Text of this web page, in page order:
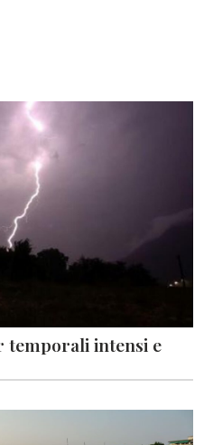
temporali intensi e